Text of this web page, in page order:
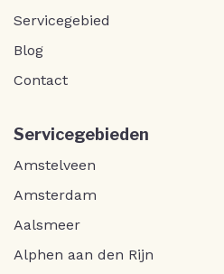
Servicegebied
Blog
Contact
Servicegebieden
Amstelveen
Amsterdam
Aalsmeer
Alphen aan den Rijn